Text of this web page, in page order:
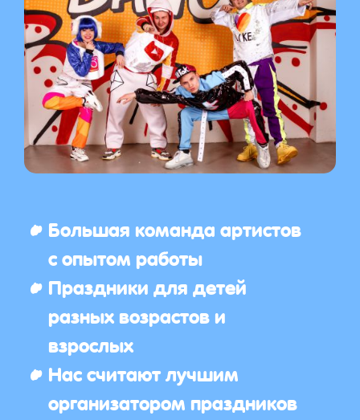
Большая команда артистов
с опытом работы
Праздники для детей
разных возрастов и
взрослых
Нас считают лучшим
организатором праздников